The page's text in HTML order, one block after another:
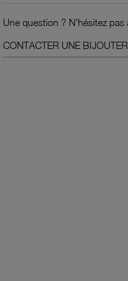
Une question ? N'hésitez pas
CONTACTER UNE